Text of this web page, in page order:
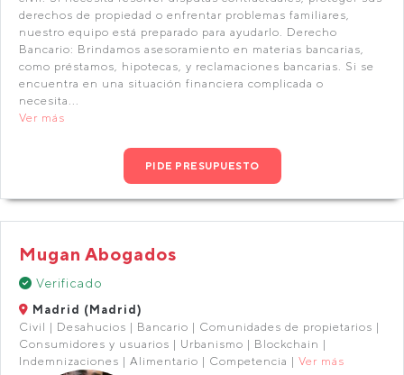
derechos de propiedad o enfrentar problemas familiares,
nuestro equipo está preparado para ayudarlo. Derecho
Bancario: Brindamos asesoramiento en materias bancarias,
como préstamos, hipotecas, y reclamaciones bancarias. Si se
encuentra en una situación financiera complicada o
necesita...
Ver más
PIDE PRESUPUESTO
Mugan Abogados
Verificado
Madrid (Madrid)
Civil | Desahucios | Bancario | Comunidades de propietarios |
Consumidores y usuarios | Urbanismo | Blockchain |
Indemnizaciones | Alimentario | Competencia | Ver más